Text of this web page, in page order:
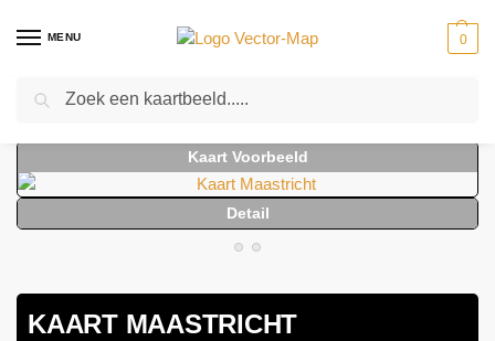
MENU 0
Home - Kaarten - Stedenkaarten
KAART MAASTRICHT